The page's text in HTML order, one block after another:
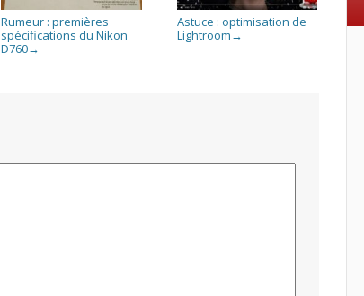
Rumeur : premières
spécifications du Nikon
D760→
Astuce : optimisation de
Lightroom →